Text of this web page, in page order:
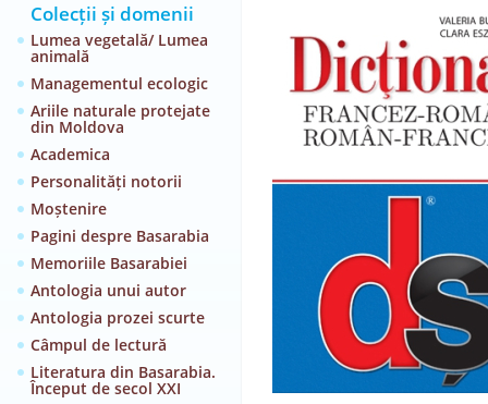
Colecții și domenii
Lumea vegetală/ Lumea
animală
Managementul ecologic
Ariile naturale protejate
din Moldova
Academica
Personalități notorii
Moștenire
Pagini despre Basarabia
Memoriile Basarabiei
Antologia unui autor
Antologia prozei scurte
Câmpul de lectură
Literatura din Basarabia.
Început de secol XXI